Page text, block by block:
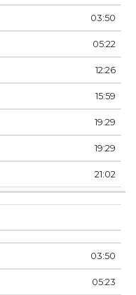
03:50
05:22
12:26
15:59
19:29
19:29
21:02
03:50
05:23